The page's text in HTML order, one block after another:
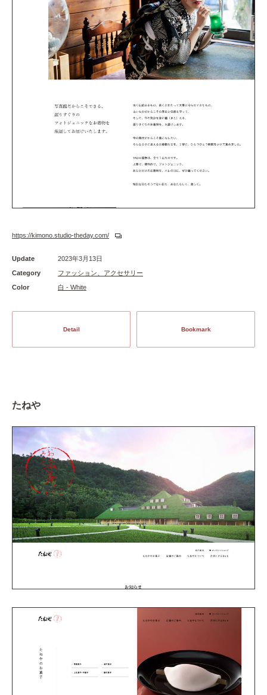
https://kimono.studio-theday.com/
Update
2023年3月13日
Category
ファッション、アクセサリー
Color
白 - White
Detail Bookmark
たねや